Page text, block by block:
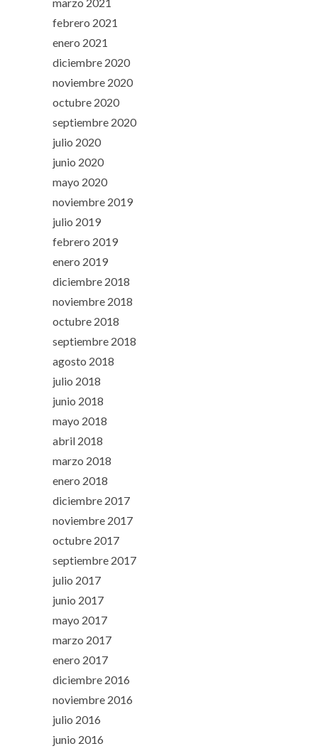
febrero 2021
enero 2021
diciembre 2020
noviembre 2020
octubre 2020
septiembre 2020
julio 2020
junio 2020
mayo 2020
noviembre 2019
julio 2019
febrero 2019
enero 2019
diciembre 2018
noviembre 2018
octubre 2018
septiembre 2018
agosto 2018
julio 2018
junio 2018
mayo 2018
abril 2018
marzo 2018
enero 2018
diciembre 2017
noviembre 2017
octubre 2017
septiembre 2017
julio 2017
junio 2017
mayo 2017
marzo 2017
enero 2017
diciembre 2016
noviembre 2016
julio 2016
junio 2016